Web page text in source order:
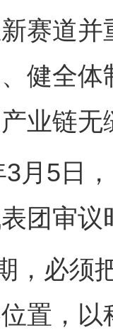
赛道
健全
业链无
日，
团审议
必须
置，